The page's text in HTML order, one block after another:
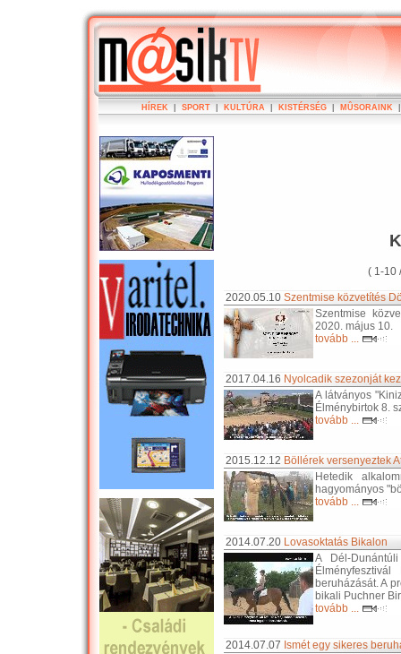
HÍREK SPORT KULTÚRA KISTÉRSÉG MÛSORAINK
( 1-10
2020.05.10 Szentmise közvetítés
Szentmise
2020. május 10.
tovább ...
2017.04.16 Nyolcadik szezonját
A látványos
Élménybirtok 8.
tovább ...
2015.12.12 Böllérek versenyeztek
Hetedik
hagyományos
tovább ...
2014.07.20 Lovasoktatás Bikalon
A Dél-
beruházását. A
bikali Puchner
tovább ...
2014.07.07 Ismét egy sikeres